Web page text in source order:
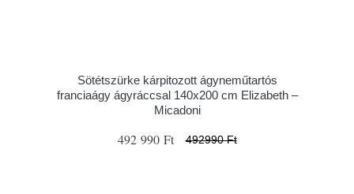
Sötétszürke kárpitozott ágyneműtartós
franciaágy ágyráccsal 140x200 cm Elizabeth –
Micadoni
492 990 Ft 492990 Ft